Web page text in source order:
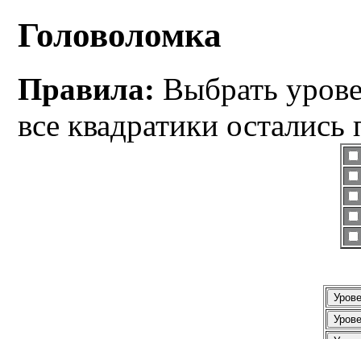
Головоломка
Правила: Выбрать
все квадратики